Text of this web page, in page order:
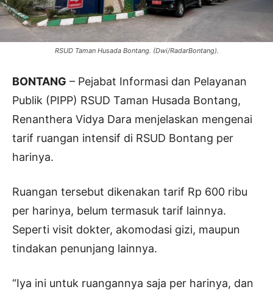
RSUD Taman Husada Bontang. (Dwi/RadarBontang).
BONTANG – Pejabat Informasi dan Pelayanan
Publik (PIPP) RSUD Taman Husada Bontang,
Renanthera Vidya Dara menjelaskan mengenai
tarif ruangan intensif di RSUD Bontang per
harinya.
Ruangan tersebut dikenakan tarif Rp 600 ribu
per harinya, belum termasuk tarif lainnya.
Seperti visit dokter, akomodasi gizi, maupun
tindakan penunjang lainnya.
“Iya ini untuk ruangannya saja per harinya, dan